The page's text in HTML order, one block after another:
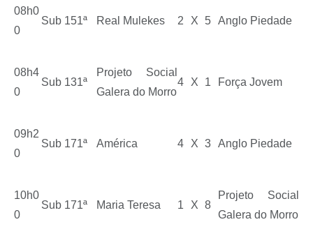
08h0
0
Sub 151ª Real Mulekes 2 X 5 Anglo Piedade
08h4
0
Sub 131ª
Projeto Social
Galera do Morro
4 X 1 Força Jovem
09h2
0
Sub 171ª América 4 X 3 Anglo Piedade
10h0
0
Sub 171ª Maria Teresa 1 X 8
Projeto Social
Galera do Morro